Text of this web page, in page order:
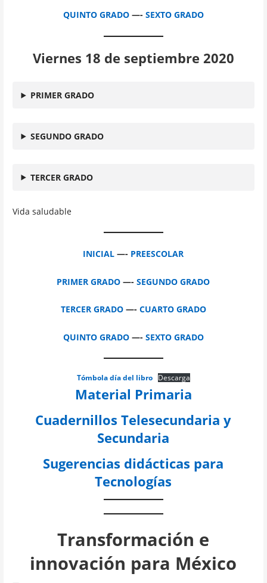
QUINTO GRADO—- SEXTO GRADO
Viernes 18 de septiembre 2020
PRIMER GRADO
SEGUNDO GRADO
TERCER GRADO
Vida saludable
INICIAL—- PREESCOLAR
PRIMER GRADO —-SEGUNDO GRADO
TERCER GRADO—- CUARTO GRADO
QUINTO GRADO—- SEXTO GRADO
Tómbola día del libro Descarga
Material Primaria
Cuadernillos Telesecundaria y
Secundaria
Sugerencias didácticas para
Tecnologías
Transformación e
innovación para México